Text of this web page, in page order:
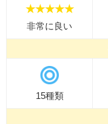
★★★★★
非常に良い
15種類